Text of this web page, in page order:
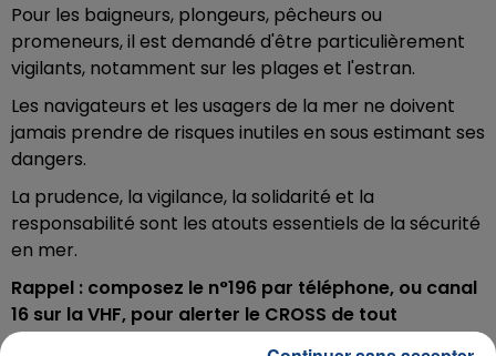
Pour les baigneurs, plongeurs, pêcheurs ou
promeneurs, il est demandé d'être particulièrement
vigilants, notamment sur les plages et l'estran.
Les navigateurs et les usagers de la mer ne doivent
jamais prendre de risques inutiles en sous estimant ses
dangers.
La prudence, la vigilance, la solidarité et la
responsabilité sont les atouts essentiels de la sécurité
en mer.
Rappel : composez le n°196 par téléphone, ou canal
16 sur la VHF, pour alerter le CROSS de tout
problème dont vous êtes victime ou témoin.